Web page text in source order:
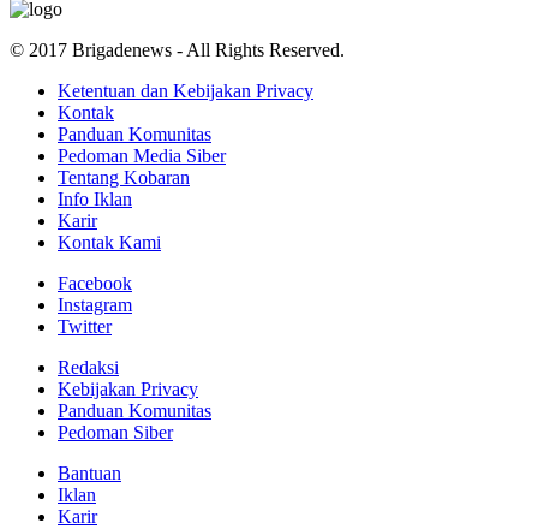
© 2017 Brigadenews - All Rights Reserved.
Ketentuan dan Kebijakan Privacy
Kontak
Panduan Komunitas
Pedoman Media Siber
Tentang Kobaran
Info Iklan
Karir
Kontak Kami
Facebook
Instagram
Twitter
Redaksi
Kebijakan Privacy
Panduan Komunitas
Pedoman Siber
Bantuan
Iklan
Karir